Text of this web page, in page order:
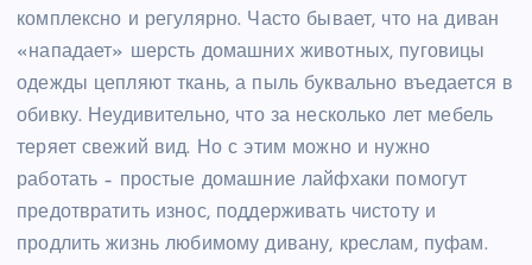
комплексно и регулярно. Часто бывает, что на диван
«нападает» шерсть домашних животных, пуговицы
одежды цепляют ткань, а пыль буквально въедается в
обивку. Неудивительно, что за несколько лет мебель
теряет свежий вид. Но с этим можно и нужно
работать – простые домашние лайфхаки помогут
предотвратить износ, поддерживать чистоту и
продлить жизнь любимому дивану, креслам, пуфам.